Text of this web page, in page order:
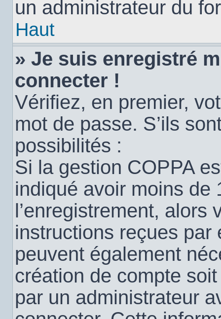
un administrateur du
Haut
» Je suis enregistré
connecter !
Vérifiez, en premier,
mot de passe. S’ils
possibilités :
Si la gestion COPPA
indiqué avoir moins de
l’enregistrement, alors
instructions reçues par
peuvent également
création de compte
par un administrateur